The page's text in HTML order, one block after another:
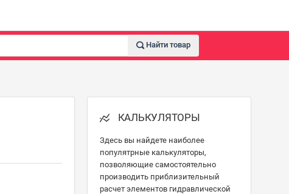
Найти товар
КАЛЬКУЛЯТОРЫ
Здесь вы найдете наиболее
популятрные калькуляторы,
позволяющие самостоятельно
производить приблизительный
расчет элементов гидравлической